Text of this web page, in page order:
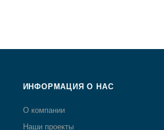
ИНФОРМАЦИЯ О НАС
О компании
Наши проекты